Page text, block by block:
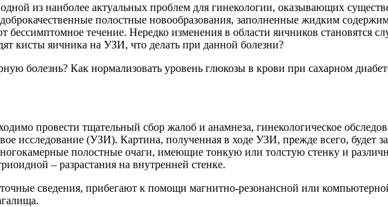
из наиболее актуальных проблем для гинекологии, оказывающих
полостные новообразования, заполненные жидким
течение. Нередко изменения в области яичников становятся
кисты яичника на УЗИ, что делать при данной болезни?
болезнь? Как нормализовать уровень глюкозы в крови при сахарном
провести тщательный сбор жалоб и анамнеза, гинекологическое
исследование (УЗИ). Картина, полученная в ходе УЗИ, прежде всего, будет
полостные очаги, имеющие тонкую или толстую стенку и
– разрастания на внутренней стенке.
сведения, прибегают к помощи магнитно-резонансной или